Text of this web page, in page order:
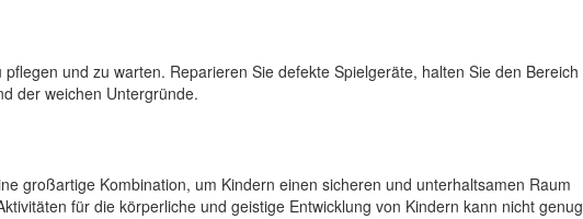
und zu warten. Reparieren Sie defekte Spielgeräte, halten Sie den Bereich
der weichen Untergründe.
großartige Kombination, um Kindern einen sicheren und unterhaltsamen Raum
für die körperliche und geistige Entwicklung von Kindern kann nicht genug